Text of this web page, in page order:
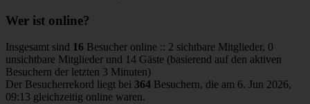
Wer ist online?
Insgesamt sind 16 Besucher online :: 2 sichtbare Mitglieder, 0
unsichtbare Mitglieder und 14 Gäste (basierend auf den aktiven
Besuchern der letzten 3 Minuten)
Der Besucherrekord liegt bei 364 Besuchern, die am 6. Jun 2026,
09:13 gleichzeitig online waren.